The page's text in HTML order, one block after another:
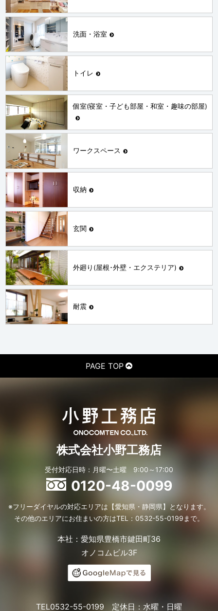
洗面・浴室
トイレ
個室(寝室・子ども部屋・和室・趣味の部屋)
ワークスペース
収納
玄関
外廻り(屋根･外壁・エクステリア)
耐震
PAGE TOP
株式会社小野工務店
受付対応日時：月曜〜土曜 9:00～17:00
0120-48-0099
※フリーダイヤルの対応エリアは【愛知県・静岡県】となります。
その他のエリアにお住まいの方はTEL：0532-55-0199まで。
本社：愛知県豊橋市鍵田町36
オノコムビル3F
TEL0532-55-0199 定休日：水曜・日曜